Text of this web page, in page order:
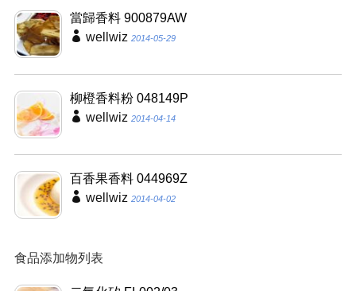
當歸香料 900879AW
wellwiz 2014-05-29
柳橙香料粉 048149P
wellwiz 2014-04-14
百香果香料 044969Z
wellwiz 2014-04-02
食品添加物列表